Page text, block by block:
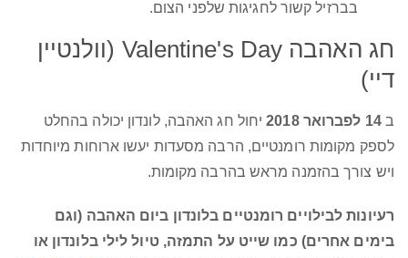
בברזיל קשור לחגיגות שלפני הצום.
חג האהבה Valentine's Day (וולנטיין
דיי)
ב 14 לפברואר 2018
יחול חג האהבה, לונדון יכולה בהחלט
לספק מקומות רומנטיים, הרבה מסעדות יעשו ארוחות מיוחדות
ויש צורך בהזמנה מראש בהרבה מקומות.
רעיונות לבילויים רומנטיים בלונדון ביום האהבה (וגם
בימים אחרים) כמו שייט על התמזה, טיול לילי בלונדון או